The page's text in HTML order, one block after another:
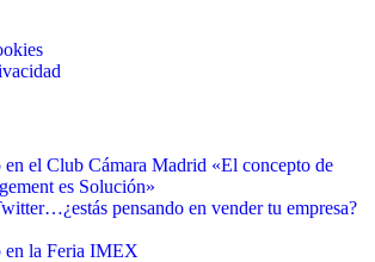
el Club Cámara Madrid «El concepto de
es Solución»
pensando en vender tu empresa?
en la Feria IMEX